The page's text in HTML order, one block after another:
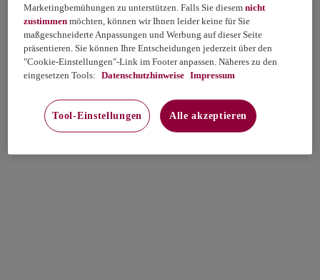
Marketingbemühungen zu unterstützen. Falls Sie diesemnicht
zustimmen möchten, können wir Ihnen leider keine für Sie
maßgeschneiderte Anpassungen und Werbung auf dieser Seite
präsentieren. Sie können Ihre Entscheidungen jederzeit über den
"Cookie-Einstellungen"-Link im Footer anpassen. Näheres zu den
eingesetzen Tools: Datenschutzhinweise Impressum
Tool-Einstellungen Alle akzeptieren